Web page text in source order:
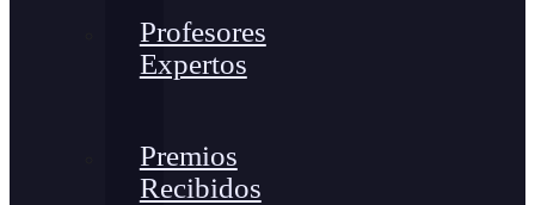
Profesores
Expertos
Premios
Recibidos